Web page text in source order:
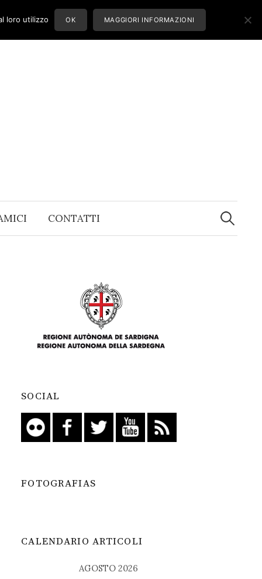
CONTATTI
Ricerca
per:
SOCIAL
FOTOGRAFIAS
CALENDARIO ARTICOLI
AGOSTO 2026
loro utilizzo OK MAGGIORI INFORMAZIONI